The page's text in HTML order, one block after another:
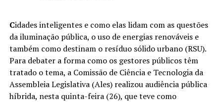
Cidades inteligentes e como elas lidam com as questões
da iluminação pública, o uso de energias renováveis e
também como destinam o resíduo sólido urbano (RSU).
Para debater a forma como os gestores públicos têm
tratado o tema, a Comissão de Ciência e Tecnologia da
Assembleia Legislativa (Ales) realizou audiência pública
híbrida, nesta quinta-feira (26), que teve como